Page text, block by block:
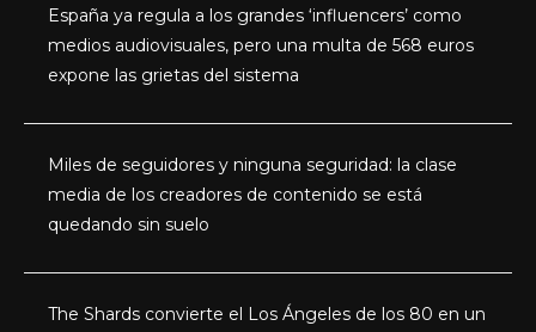
España ya regula a los grandes ‘influencers’ como
medios audiovisuales, pero una multa de 568 euros
expone las grietas del sistema
Miles de seguidores y ninguna seguridad: la clase
media de los creadores de contenido se está
quedando sin suelo
The Shards convierte el Los Ángeles de los 80 en un